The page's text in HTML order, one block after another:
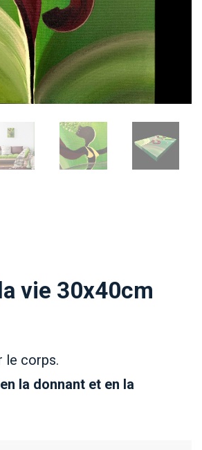
vie 30x40cm
le corps.
la donnant et en la